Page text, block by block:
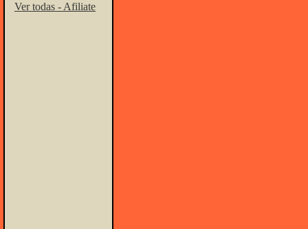
Ver todas - Afiliate